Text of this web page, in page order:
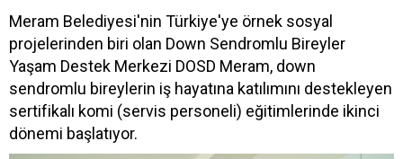
Meram Belediyesi'nin Türkiye'ye örnek sosyal
projelerinden biri olan Down Sendromlu Bireyler
Yaşam Destek Merkezi DOSD Meram, down
sendromlu bireylerin iş hayatına katılımını destekleyen
sertifikalı komi (servis personeli) eğitimlerinde ikinci
dönemi başlatıyor.